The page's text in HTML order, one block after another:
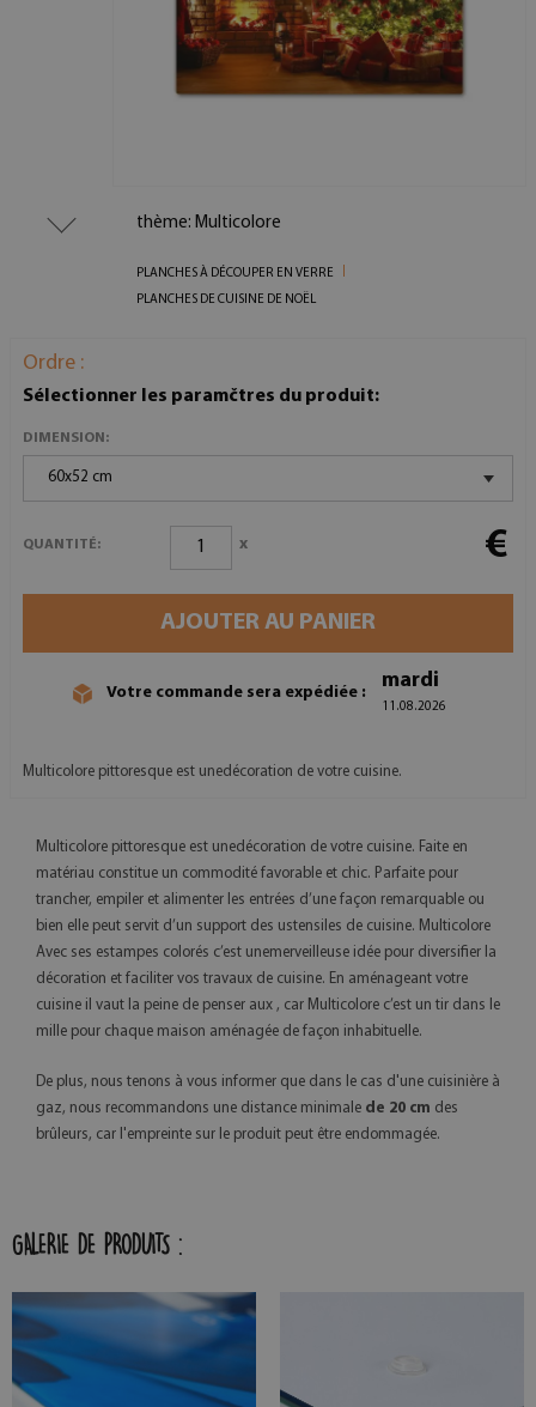
thème: Multicolore
PLANCHES À DÉCOUPER EN VERRE
PLANCHES DE CUISINE DE NOËL
Ordre :
Sélectionner les paramčtres du produit:
DIMENSION:
60x52 cm
QUANTITÉ: x €
AJOUTER AU PANIER
Votre commande sera expédiée :
mardi
11.08.2026
Multicolore pittoresque est unedécoration de votre cuisine.
Multicolore pittoresque est unedécoration de votre cuisine. Faite en
matériau constitue un commodité favorable et chic. Parfaite pour
trancher, empiler et alimenter les entrées d’une façon remarquable ou
bien elle peut servit d’un support des ustensiles de cuisine. Multicolore
Avec ses estampes colorés c’est unemerveilleuse idée pour diversifier la
décoration et faciliter vos travaux de cuisine. En aménageant votre
cuisine il vaut la peine de penser aux , car Multicolore c’est un tir dans le
mille pour chaque maison aménagée de façon inhabituelle.
De plus, nous tenons à vous informer que dans le cas d'une cuisinière à
gaz, nous recommandons une distance minimale de 20 cm des
brûleurs, car l'empreinte sur le produit peut être endommagée.
GALERIE DE PRODUITS :